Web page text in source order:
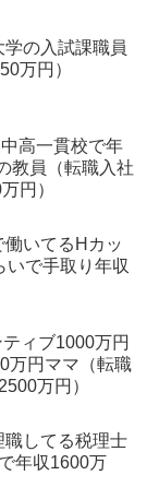
の入試課職員
万円）
高一貫校で年
教員（転職入社
円）
いてるHカッ
いで手取り年収
ィブ1000万円
万円ママ（転職
万円）
職してる税理士
年収1600万